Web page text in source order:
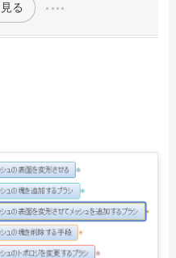
る